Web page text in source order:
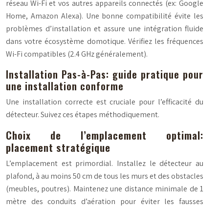
réseau Wi-Fi et vos autres appareils connectés (ex: Google
Home, Amazon Alexa). Une bonne compatibilité évite les
problèmes d’installation et assure une intégration fluide
dans votre écosystème domotique. Vérifiez les fréquences
Wi-Fi compatibles (2.4 GHz généralement).
Installation Pas-à-Pas: guide pratique pour
une installation conforme
Une installation correcte est cruciale pour l’efficacité du
détecteur. Suivez ces étapes méthodiquement.
Choix de l’emplacement optimal:
placement stratégique
L’emplacement est primordial. Installez le détecteur au
plafond, à au moins 50 cm de tous les murs et des obstacles
(meubles, poutres). Maintenez une distance minimale de 1
mètre des conduits d’aération pour éviter les fausses